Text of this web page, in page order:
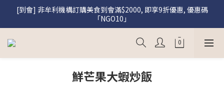
[盛饌] 註冊會員購買盛饌即享95折優惠
[到會] 非牟利機構訂購美食到會滿$2000, 即享9折優惠, 優惠碼
「NGO10」
[盛饌] 註冊會員購買盛饌即享95折優惠
鮮芒果大蝦炒飯